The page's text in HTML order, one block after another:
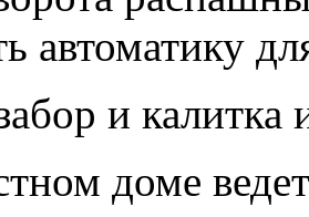
автоматику
и калитка
доме